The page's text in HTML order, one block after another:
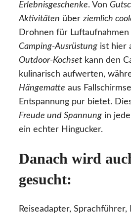
Erlebnisgeschenke. Von
Aktivitäten über ziemlich
Drohnen für Luftaufnahmen
Camping-Ausrüstung ist hier
Outdoor-Kochset kann den
kulinarisch aufwerten,
Hängematte aus
Entspannung pur bietet.
Freude und Spannung in
ein echter Hingucker.
Danach wird
gesucht:
Reiseadapter, Sprachführer,